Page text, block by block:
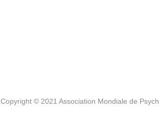
Copyright © 2021 Association Mondiale de